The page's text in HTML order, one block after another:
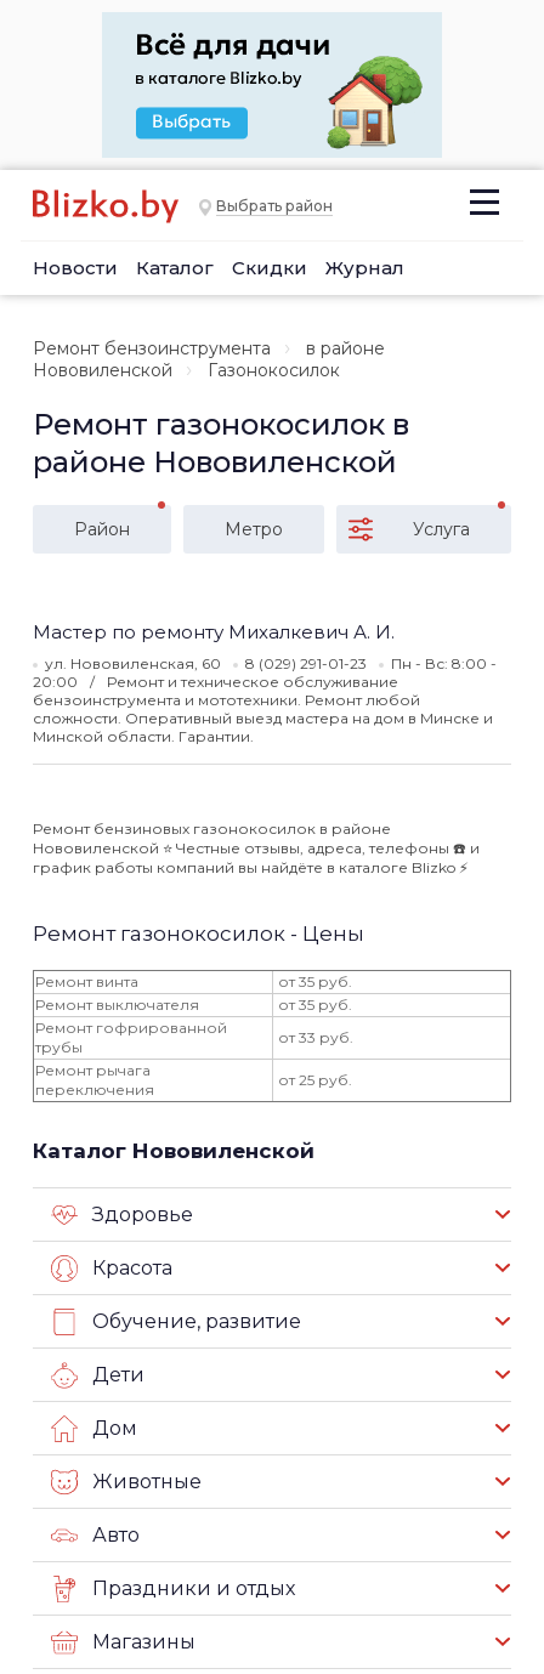
Выбрать район
Новости Каталог Скидки Журнал
Ремонт бензоинструмента
в районе
Нововиленской
Газонокосилок
Ремонт газонокосилок в
районе Нововиленской
Район Метро Услуга
Мастер по ремонту Михалкевич А. И.
ул. Нововиленская, 60 8 (029) 291-01-23
Пн - Вс: 8:00 -
20:00
Ремонт и техническое обслуживание
бензоинструмента и мототехники. Ремонт любой
сложности. Оперативный выезд мастера на дом в Минске и
Минской области. Гарантии.
Ремонт бензиновых газонокосилок в районе
Нововиленской ⭐️ Честные отзывы, адреса, телефоны ☎️ и
график работы компаний вы найдёте в каталоге Blizko ⚡️
Ремонт газонокосилок - Цены
Ремонт винта
от 35 руб.
Ремонт выключателя
от 35 руб.
Ремонт гофрированной
трубы
от 33 руб.
Ремонт рычага
переключения
от 25 руб.
Каталог Нововиленской
Здоровье
Красота
Обучение, развитие
Дети
Дом
Животные
Авто
Праздники и отдых
Магазины